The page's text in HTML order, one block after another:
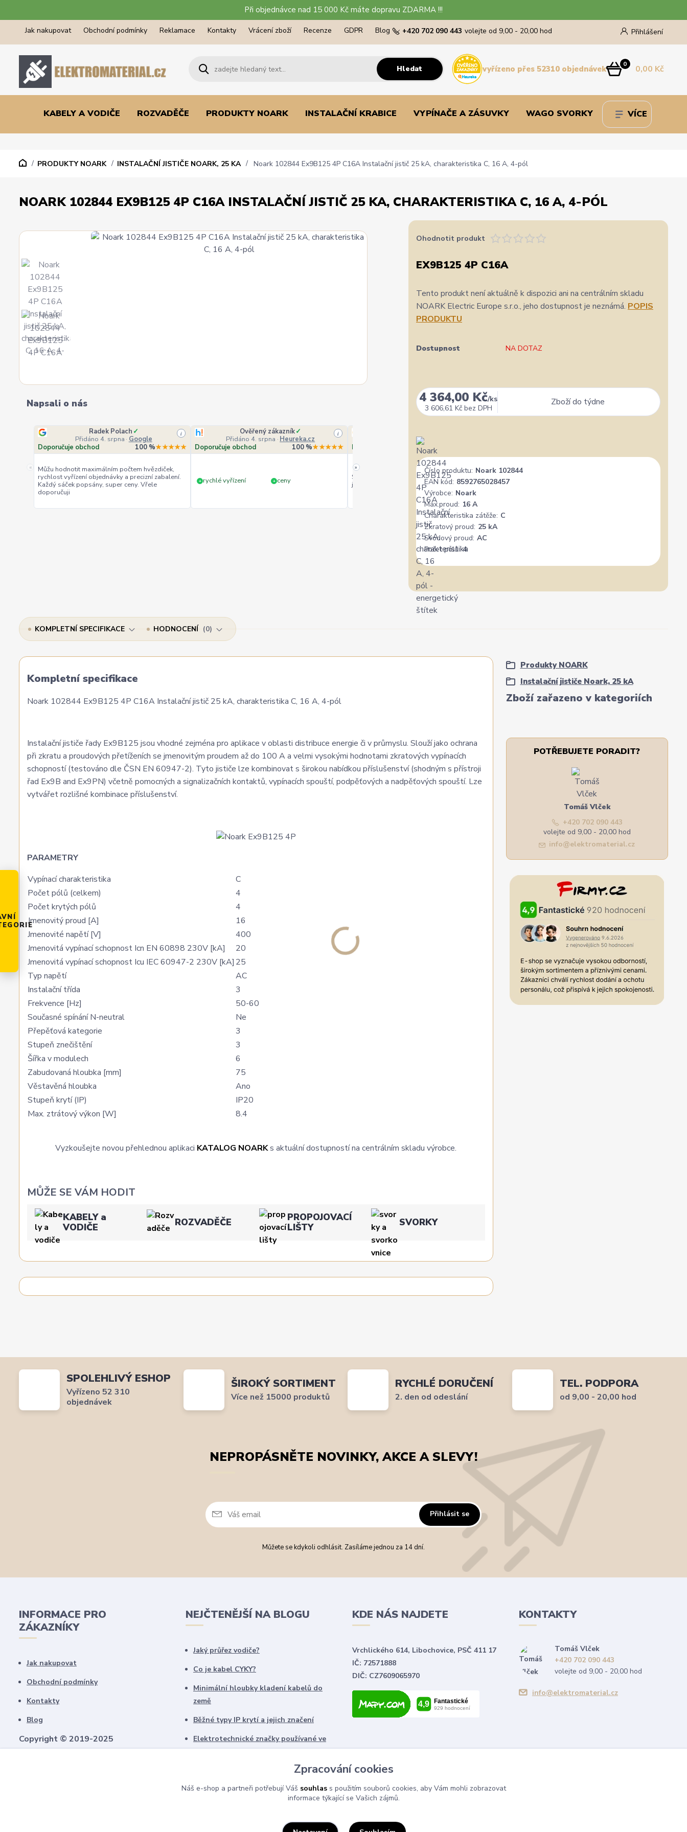
Při objednávce nad 15 000 Kč máte dopravu ZDARMA !!!
Jak nakupovat Obchodní podmínky Reklamace Kontakty Vrácení zboží Recenze GDPR Blog Přihlášení
Hledat
+420 702 090 443 volejte od 9,00 - 20,00 hod
0 0,00 Kč
vyřízeno přes 52310 objednávek
KABELY A VODIČE ROZVADĚČE PRODUKTY NOARK INSTALAČNÍ KRABICE VYPÍNAČE A ZÁSUVKY WAGO SVORKY VÍCE
PRODUKTY NOARK INSTALAČNÍ JISTIČE NOARK, 25 KA Noark 102844 Ex9B125 4P C16A Instalační jistič 25 kA, charakteristika C, 16 A, 4-pól
NOARK 102844 EX9B125 4P C16A INSTALAČNÍ JISTIČ 25 KA, CHARAKTERISTIKA C, 16 A, 4-PÓL
Napsali o nás
«
Radek Polach ✓
Přidáno 4. srpna · Google
i
Doporučuje obchod 100 %★★★★★
Můžu hodnotit maximálním počtem hvězdiček,
rychlost vyřízení objednávky a precizní zabalení.
Každý sáček popsány, super ceny. Vřele
doporučuji
Ověřený zákazník✓
Přidáno 4. srpna · Heureka.cz
i
Doporučuje obchod 100 %★★★★★
+ rychlé vyřízení + ceny
Přidáno 4. srpna
Doporučuje obchod
Široký výběr, milý a vstřícný personál. Mohu
jedině doporučit.
Vše super
»
Ohodnotit produkt
EX9B125 4P C16A
Tento produkt není aktuálně k dispozici ani na centrálním skladu
NOARK Electric Europe s.r.o., jeho dostupnost je neznámá. POPIS
PRODUKTU
Dostupnost NA DOTAZ
4 364,00 Kč/ks
3 606,61 Kč bez DPH
Zboží do týdne
Číslo produktu: Noark 102844
EAN kód: 8592765028457
Výrobce: Noark
Max.proud: 16 A
Charakteristika zátěže: C
Zkratový proud: 25 kA
Svodový proud: AC
Počet pólů: 4
KOMPLETNÍ SPECIFIKACE HODNOCENÍ 0
Kompletní specifikace
Noark 102844 Ex9B125 4P C16A Instalační jistič 25 kA, charakteristika C, 16 A, 4-pól
Instalační jističe řady Ex9B125 jsou vhodné zejména pro aplikace v oblasti distribuce energie či v průmyslu. Slouží jako ochrana
při zkratu a proudových přetíženích se jmenovitým proudem až do 100 A a velmi vysokými hodnotami zkratových vypínacích
schopností (testováno dle ČSN EN 60947-2). Tyto jističe lze kombinovat s širokou nabídkou příslušenství (shodným s přístroji
řad Ex9B and Ex9PN) včetně pomocných a signalizačních kontaktů, vypínacích spouští, podpěťových a nadpěťových spouští. Lze
vytvářet rozlišné kombinace příslušenství.
PARAMETRY
Vypínací charakteristika
C
Počet pólů (celkem)
4
Počet krytých pólů
4
Jmenovitý proud [A]
16
Jmenovité napětí [V]
400
Jmenovitá vypínací schopnost Icn EN 60898 230V [kA]
20
Jmenovitá vypínací schopnost Icu IEC 60947-2 230V [kA] 25
Typ napětí
AC
Instalační třída
3
Frekvence [Hz]
50-60
Současné spínání N-neutral
Ne
Přepěťová kategorie
3
Stupeň znečištění
3
Šířka v modulech
6
Zabudovaná hloubka [mm]
75
Věstavěná hloubka
Ano
Stupeň krytí (IP)
IP20
Max. ztrátový výkon [W]
8.4
Vyzkoušejte novou přehlednou aplikaci KATALOG NOARKs aktuální dostupností na centrálním skladu výrobce.
MŮŽE SE VÁM HODIT
KABELY a
VODIČE
ROZVADĚČE
PROPOJOVACÍ
LIŠTY
SVORKY
Zboží zařazeno v kategoriích
Produkty NOARK
Instalační jističe Noark, 25 kA
POTŘEBUJETE PORADIT?
Tomáš Vlček
+420 702 090 443
volejte od 9,00 - 20,00 hod
info@elektromaterial.cz
SPOLEHLIVÝ ESHOP
Vyřízeno 52 310
objednávek
ŠIROKÝ SORTIMENT
Více než 15000 produktů
RYCHLÉ DORUČENÍ
2. den od odeslání
TEL. PODPORA
od 9,00 - 20,00 hod
NEPROPÁSNĚTE NOVINKY, AKCE A SLEVY!
Přihlásit se
Můžete se kdykoli odhlásit. Zasíláme jednou za 14 dní.
INFORMACE PRO
ZÁKAZNÍKY
Jak nakupovat
Obchodní podmínky
Kontakty
Blog
Copyright © 2019-2025
NEJČTENĚJŠÍ NA BLOGU
Jaký průřez vodiče?
Co je kabel CYKY?
Minimální hloubky kladení kabelů do
země
Běžné typy IP krytí a jejich značení
Elektrotechnické značky používané ve
schématech
KDE NÁS NAJDETE
Vrchlického 614, Libochovice, PSČ 411 17
IČ: 72571888
DIČ: CZ7609065970
KONTAKTY
Tomáš Vlček
+420 702 090 443
volejte od 9,00 - 20,00 hod
info@elektromaterial.cz
Zpracování cookies
Náš e-shop a partneři potřebují Váš souhlass použitím souborů cookies, aby Vám mohli zobrazovat
informace týkající se Vašich zájmů.